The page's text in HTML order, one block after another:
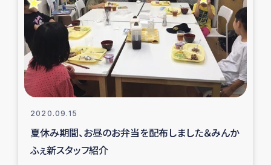
2020.09.15
夏休み期間、お昼のお弁当を配布しました＆みんか
ふぇ新スタッフ紹介